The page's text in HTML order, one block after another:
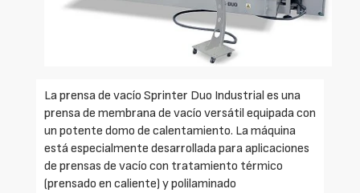
La prensa de vacío Sprinter Duo Industrial es una
prensa de membrana de vacío versátil equipada con
un potente domo de calentamiento. La máquina
está especialmente desarrollada para aplicaciones
de prensas de vacío con tratamiento térmico
(prensado en caliente) y polilaminado